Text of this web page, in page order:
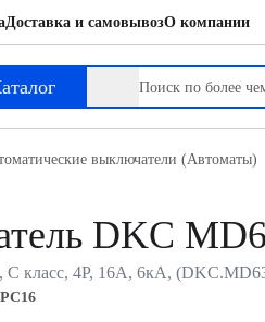
Доставка и самовывозО компании
выключатели (Автоматы)
DKC
класс, 4P, 16А, 6кА,